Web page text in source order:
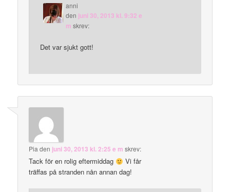
anni
den juni 30, 2013 kl. 9:32 e
m skrev:
Det var sjukt gott!
Piaden juni 30, 2013 kl. 2:25 e m skrev:
Tack för en rolig eftermiddag
Vi får
träffas på stranden nån annan dag!